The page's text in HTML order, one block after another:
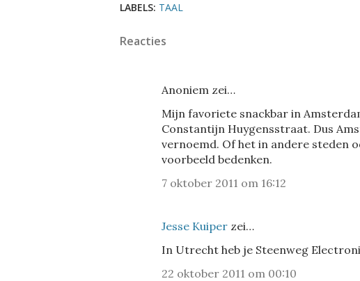
LABELS: TAAL
Reacties
Anoniem zei…
Mijn favoriete snackbar in
Constantijn Huygensstraat. Dus
vernoemd. Of het in andere steden
voorbeeld bedenken.
7 oktober 2011 om 16:12
Jesse Kuiper zei…
In Utrecht heb je Steenweg
22 oktober 2011 om 00:10